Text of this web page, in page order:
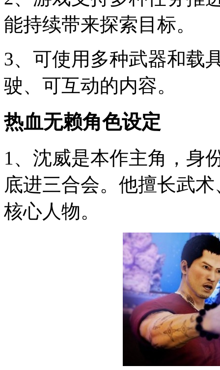
能持续带来探索目标。
3、可使用多种武器和载
驶、可互动的内容。
热血无赖角色设定
1、沈威是本作主角，身
底进三合会。他擅长武
核心人物。